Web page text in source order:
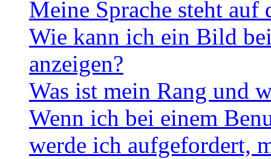
Meine Sprache steht
Wie kann ich ein Bild
anzeigen?
Was ist mein Rang und
Wenn ich bei einem
werde ich aufgefordert,